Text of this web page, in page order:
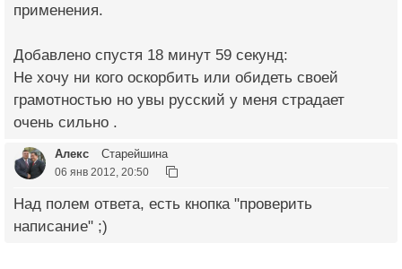
применения.
Добавлено спустя 18 минут 59 секунд:
Не хочу ни кого оскорбить или обидеть своей
грамотностью но увы русский у меня страдает
очень сильно .
Алекс Старейшина
06 янв 2012, 20:50
Над полем ответа, есть кнопка "проверить
написание" ;)